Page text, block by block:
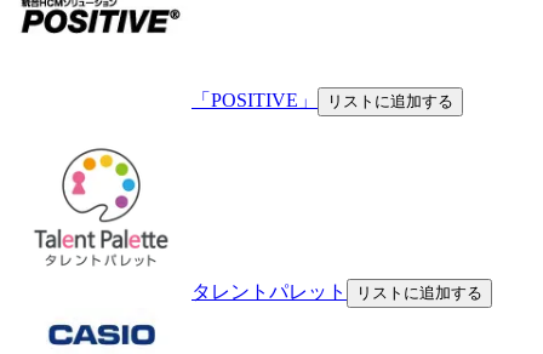
「POSITIVE」 リストに追加する
タレントパレット リストに追加する